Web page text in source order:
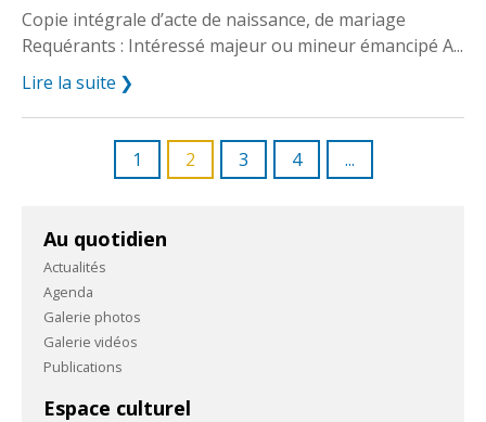
Copie intégrale d’acte de naissance, de mariage
Requérants : Intéressé majeur ou mineur émancipé A...
Lire la suite
1 2 3 4 ...
Au quotidien
Actualités
Agenda
Galerie photos
Galerie vidéos
Publications
Espace culturel